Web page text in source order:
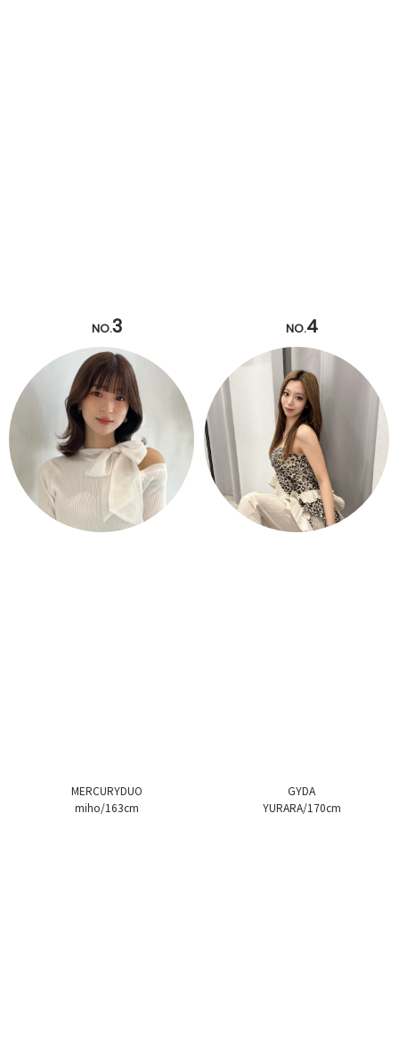
NO.3
MERCURYDUO
miho/163cm
NO.4
GYDA
YURARA/170cm